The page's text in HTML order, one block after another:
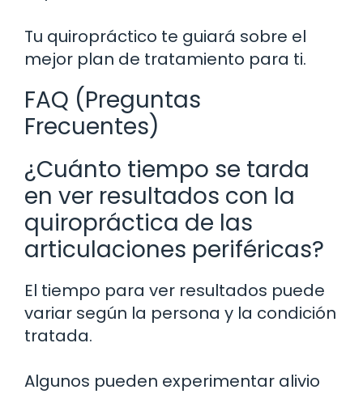
Tu quiropráctico te guiará sobre el
mejor plan de tratamiento para ti.
FAQ (Preguntas
Frecuentes)
¿Cuánto tiempo se tarda
en ver resultados con la
quiropráctica de las
articulaciones periféricas?
El tiempo para ver resultados puede
variar según la persona y la condición
tratada.
Algunos pueden experimentar alivio